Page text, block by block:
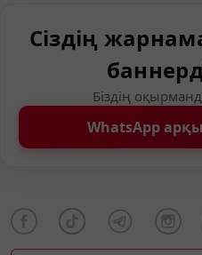
Сіздің
Біздің
WhatsApp